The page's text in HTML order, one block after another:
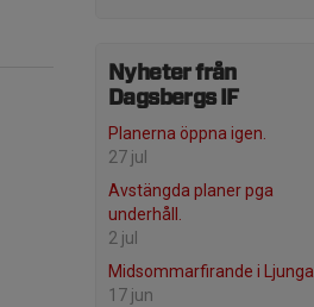
Nyheter från
Dagsbergs IF
Planerna öppna igen.
27 jul
Avstängda planer pga
underhåll.
2 jul
Midsommarfirande i Ljunga
17 jun